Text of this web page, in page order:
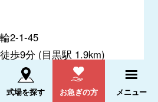
2-1-45
歩9分 (目黒駅 1.9km)
詳細を見る
電話をかける
式場を探す お急ぎの方 メニュー